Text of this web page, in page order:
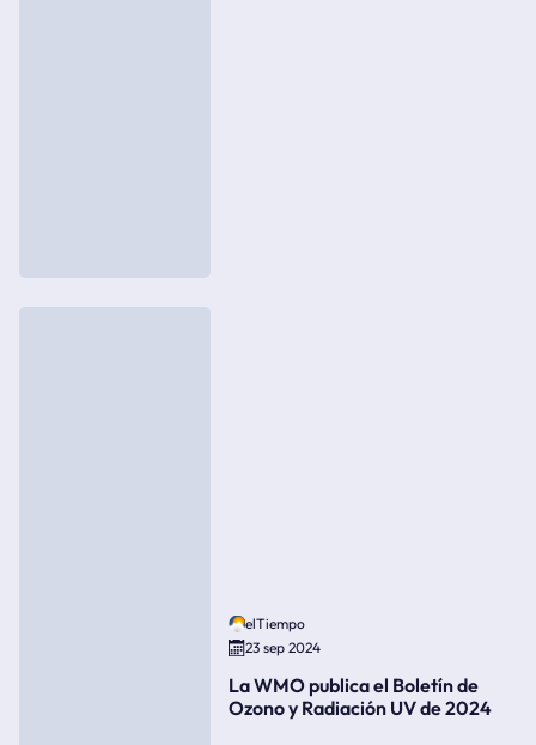
elTiempo
23 sep 2024
La WMO publica el Boletín de
Ozono y Radiación UV de 2024